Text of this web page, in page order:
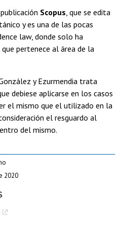
Scopus , que se edita
y es una de las pocas
law, donde solo ha
pertenece al área de la
y Ezurmendia trata
debiese aplicarse en los casos
el mismo que el utilizado en la
el resguardo al
del mismo.
2020